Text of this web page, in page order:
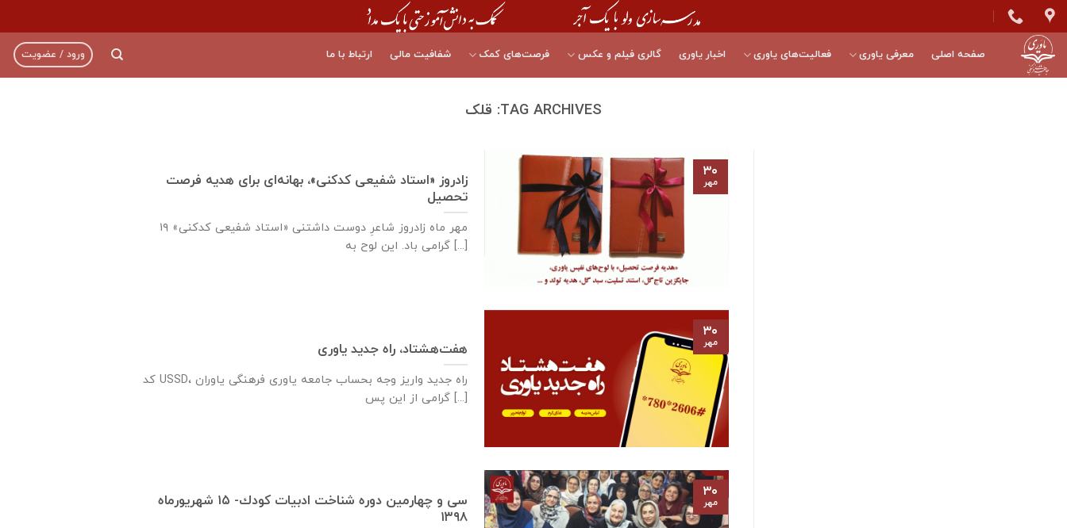
Skip
to
content
صفحه اصلی معرفی یاوری فعالیت‌های یاوری اخبار یاوری گالری فیلم و عکس فرصت‌های کمک شفافیت مالی ارتباط با ما ورود / عضویت
TAG ARCHIVES: قلک
زادروز «استاد شفیعی کدکنی»، بهانه‌ای برای هدیه فرصت
تحصیل
۱۹ مهر ماه زادروز شاعرِ دوست داشتنی «استاد شفیعی کدکنی»
گرامی باد. این لوح به [...]
۳۰
مهر
هفت‌هشتاد، راه جدید یاوری
کد USSD، راه جدید واریز وجه بحساب جامعه یاوری فرهنگی یاوران
گرامی از این پس [...]
۳۰
مهر
سی و چهارمين دوره شناخت ادبيات كودك- ۱۵ شهریورماه
۱۳۹۸
۳۰
مهر